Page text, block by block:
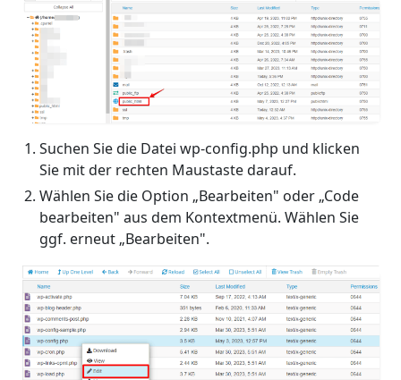
Suchen Sie die Datei wp-config.php und klicken
Sie mit der rechten Maustaste darauf.
Wählen Sie die Option „Bearbeiten" oder „Code
bearbeiten" aus dem Kontextmenü. Wählen Sie
ggf. erneut „Bearbeiten".